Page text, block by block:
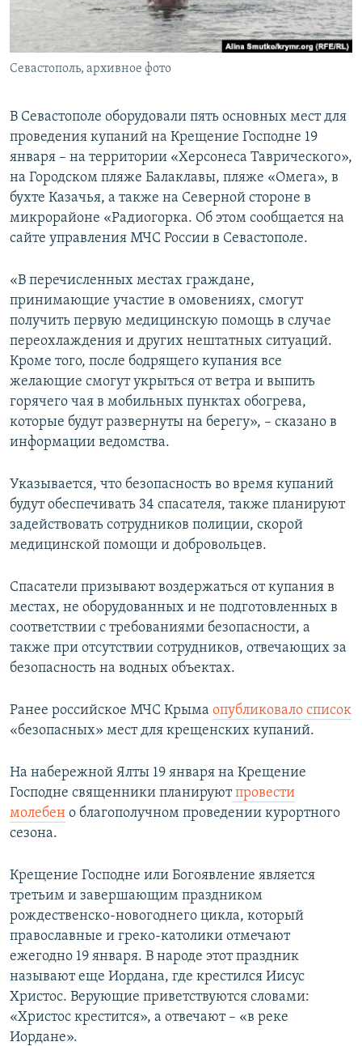
ПОБЕДИТЕЛЕЙ НЕ СУДЯТ?
КРЫМ.НЕПОКОРЕННЫЙ
ELIFBE
ПРИСОЕДИНЯЙТЕСЬ!
Все сайты RFE/RL
Севастополь, архивное фото
В Севастополе оборудовали пять основных мест для
проведения купаний на Крещение Господне 19
января – на территории «Херсонеса Таврического»,
на Городском пляже Балаклавы, пляже «Омега», в
бухте Казачья, а также на Северной стороне в
микрорайоне «Радиогорка. Об этом сообщается на
сайте управления МЧС России в Севастополе.
«В перечисленных местах граждане,
принимающие участие в омовениях, смогут
получить первую медицинскую помощь в случае
переохлаждения и других нештатных ситуаций.
Кроме того, после бодрящего купания все
желающие смогут укрыться от ветра и выпить
горячего чая в мобильных пунктах обогрева,
которые будут развернуты на берегу», – сказано в
информации ведомства.
Указывается, что безопасность во время купаний
будут обеспечивать 34 спасателя, также планируют
задействовать сотрудников полиции, скорой
медицинской помощи и добровольцев.
Спасатели призывают воздержаться от купания в
местах, не оборудованных и не подготовленных в
соответствии с требованиями безопасности, а
также при отсутствии сотрудников, отвечающих за
безопасность на водных объектах.
Ранее российское МЧС Крыма опубликовало список
«безопасных» мест для крещенских купаний.
На набережной Ялты 19 января на Крещение
Господне священники планируютпровести
молебен о благополучном проведении курортного
сезона.
Крещение Господне или Богоявление является
третьим и завершающим праздником
рождественско-новогоднего цикла, который
православные и греко-католики отмечают
ежегодно 19 января. В народе этот праздник
называют еще Иордана, где крестился Иисус
Христос. Верующие приветствуются словами:
«Христос крестится», а отвечают – «в реке
Иордане».